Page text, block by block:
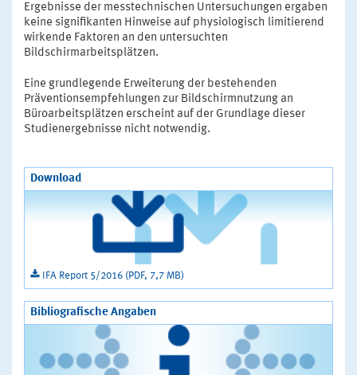
Ergebnisse der messtechnischen Untersuchungen ergaben
keine signifikanten Hinweise auf physiologisch limitierend
wirkende Faktoren an den untersuchten
Bildschirmarbeitsplätzen.
Eine grundlegende Erweiterung der bestehenden
Präventionsempfehlungen zur Bildschirmnutzung an
Büroarbeitsplätzen erscheint auf der Grundlage dieser
Studienergebnisse nicht notwendig.
Download
IFA Report 5/2016 (PDF, 7,7 MB)
Bibliografische Angaben